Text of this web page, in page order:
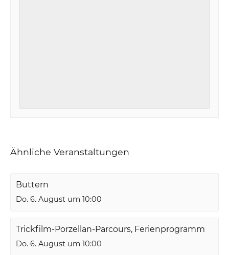
Ähnliche Veranstaltungen
Buttern
Do. 6. August um 10:00
Trickfilm-Porzellan-Parcours, Ferienprogramm
Do. 6. August um 10:00